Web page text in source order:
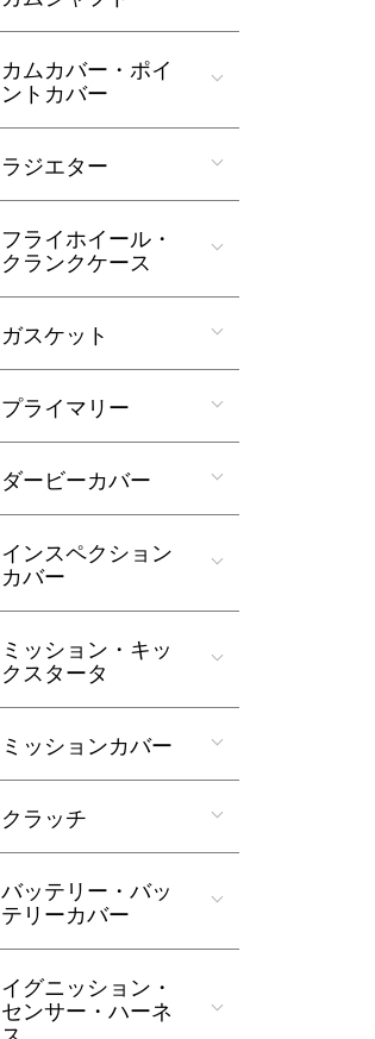
カムカバー・ポイ
ントカバー
ラジエター
フライホイール・
クランクケース
ガスケット
プライマリー
ダービーカバー
インスペクション
カバー
ミッション・キッ
クスタータ
ミッションカバー
クラッチ
バッテリー・バッ
テリーカバー
イグニッション・
センサー・ハーネ